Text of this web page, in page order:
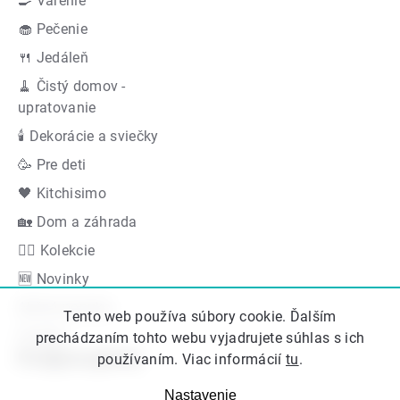
Tento web používa súbory cookie. Ďalším
prechádzaním tohto webu vyjadrujete súhlas s ich
používaním. Viac informácií tu.
Nastavenie
🧁 Pečenie
🍴 Jedáleň
🧹 Čistý domov -
upratovanie
🕯 Dekorácie a sviečky
🥳 Pre deti
🖤 Kitchisimo
🏡 Dom a záhrada
👍🏻 Kolekcie
🆕 Novinky
Akčná ponuka
Značky
Podporujeme